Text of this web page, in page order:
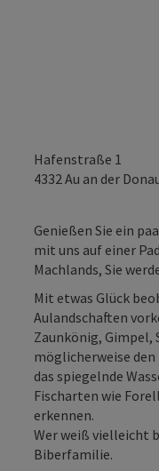
Hafenstraße 1
4332 Au an der
Genießen Sie ein
mit uns auf einer
Machlands, Sie
Mit etwas Glück
Aulandschaften
Zaunkönig, Gimpel,
möglicherweise den
das spiegelnde
Fischarten wie
erkennen.
Wer weiß vielleicht
Biberfamilie.